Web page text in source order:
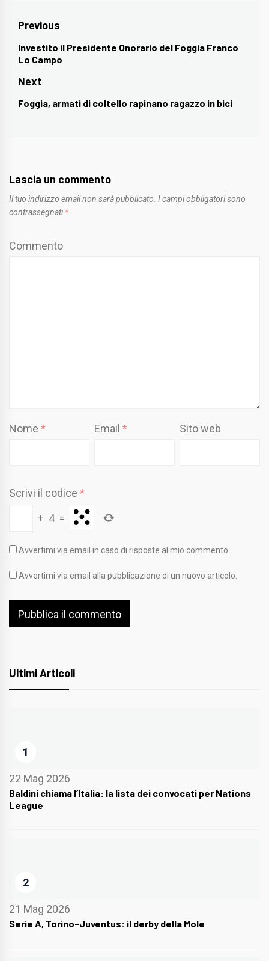
Navigazione
articoli
Previous
Previous
post:
Investito il Presidente Onorario del Foggia Franco
Lo Campo
Next
Next
Foggia, armati di coltello rapinano ragazzo in bici
Lascia un commento
Il tuo indirizzo email non sarà pubblicato. I campi obbligatori sono
contrassegnati *
Commento
Nome * Email* Sito web
Scrivi il codice *
+ 4 =
Avvertimi via email in caso di risposte al mio commento.
Avvertimi via email alla pubblicazione di un nuovo articolo.
Ultimi Articoli
1
22 Mag 2026
Baldini chiama l’Italia: la lista dei convocati per Nations
League
2
21 Mag 2026
Serie A, Torino-Juventus: il derby della Mole